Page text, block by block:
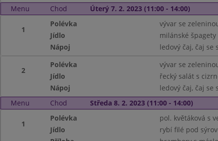
Menu
Chod Úterý 7. 2. 2023 (11:00 - 14:00)
1
Polévka
vývar se
Jídlo
milánské
Nápoj
ledový čaj, čaj se
2
Polévka
vývar se
Jídlo
řecký salát s
Nápoj
ledový čaj, čaj se
Menu
Chod Středa 8. 2. 2023 (11:00 - 14:00)
1
Polévka
pol. květáková s
Jídlo
rybí filé pod